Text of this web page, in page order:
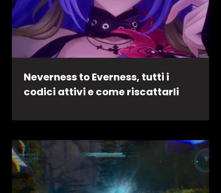
Neverness to Everness, tutti i
codici attivi e come riscattarli